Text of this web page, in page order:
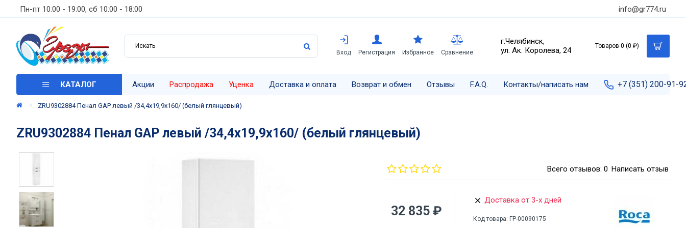
Пн-пт 10:00 - 19:00, сб 10:00 - 18:00 info@gr774.ru
Вход Регистрация Избранное Сравнение
г.Челябинск,
ул. Ак. Королева, 24
Товаров 0 (0 ₽)
КАТАЛОГ Акции Распродажа Уценка Доставка и оплата Возврат и обмен Отзывы F.A.Q. Контакты/написать нам +7 (351) 200-91-
ZRU9302884 Пенал GAP левый /34,4х19,9х160/ (белый глянцевый)
ZRU9302884 Пенал GAP левый /34,4х19,9х160/ (белый глянцевый)
Всего отзывов: 0 Написать отзыв
32 835 ₽
Доставка от 3-х дней
Код товара: ГР-00090175